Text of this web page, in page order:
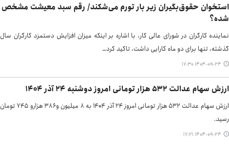
استخوان‌ حقوق‌بگیران زیر بار تورم می‌شکند/ رقم سبد معیشت مشخص
شده؟
نماینده کارگران در شورای عالی کار، با اشاره بر اینکه میزان افزایش دستمزد کارگران سال
گذشته، تنها برای دو ماه کارایی داشت، تاکید کرد…
۱۴۰۴-۰۹-۲۴ ۱۷:۳۰
ارزش سهام عدالت ۵۳۲ هزار تومانی امروز دوشنبه ۲۴ آذر ۱۴۰۴
ارزش سهام عدالت ۵۳۲ هزار تومانی امروز ۲۴ آذر ۱۴۰۴ به ۸ میلیون و۳۸۶ هزارو ۷۴۵ تومان
رسید.
۱۴۰۴-۰۹-۲۴ ۱۷:۲۱